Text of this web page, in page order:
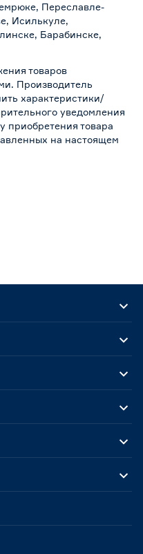
Переславле-
Исилькуле,
Барабинске,
товаров
Производитель
характеристики/
уведомления
приобретения товара
на настоящем